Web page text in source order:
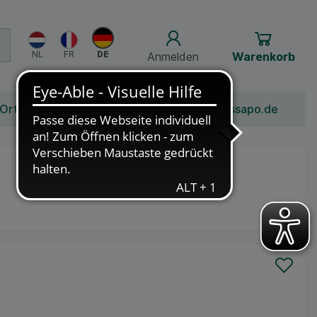
Anmelden Warenkorb
Bonusprogramm Jobs Über Schlossapo.de